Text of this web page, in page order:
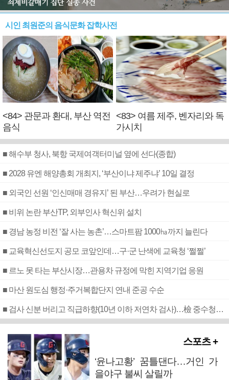
시인 최원준의 음식문화 잡학사전
<84> 관문과 환대, 부산 역전
음식
<83> 여름 제주, 벤자리와 독
가시치
■ 해수부 청사, 북항 국제여객터미널 옆에 선다(종합)
■ 2028 유엔 해양총회 개최지, ‘부산이냐 제주냐’ 10일 결정
■ 외국인 선원 ‘인신매매 경유지’ 된 부산…우려가 현실로
■ 비위 논란 부산TP, 외부인사 혁신위 설치
■ 경남 농정 비전 ‘잘 사는 농촌’…스마트팜 1000㏊까지 늘린다
■ 교육혁신선도지 공모 코앞인데…구·군 난색에 교육청 ‘쩔쩔’
■ 르노 못 타는 부산시장…관용차 규정에 막힌 지역기업 응원
■ 마산 원도심 행정·주거복합단지 연내 준공 수순
■ 검사 신분 버리고 직급하향(10년 이하 저연차 검사)…檢 중수청행 기피
스포츠 +
‘윤나고황’ 꿈틀댄다…거인 가
을야구 불씨 살릴까